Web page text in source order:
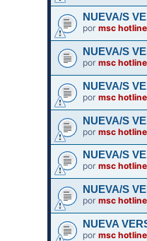
NUEVA/S
pormsc
NUEVA/S
pormsc
NUEVA/S
pormsc
NUEVA/S
pormsc
NUEVA/S
pormsc
NUEVA/S
pormsc
NUEVA
pormsc